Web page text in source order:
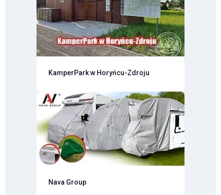
KamperPark w Horyńcu-Zdroju
Nava Group